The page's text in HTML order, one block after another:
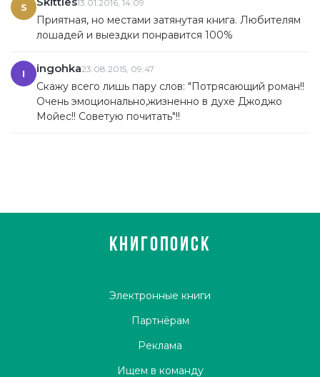
S 13.01.2016, 14:09
Приятная, но местами затянутая книга. Любителям
лошадей и выездки понравится 100%
I ingohka23.08.2015, 09:47
Скажу всего лишь пару слов: "Потрясающий роман!!
Очень эмоционально,жизненно в духе Джоджо
Мойес!! Советую почитать"!!
КНИГОПОИСК
Электронные книги
Партнёрам
Реклама
Ищем в команду